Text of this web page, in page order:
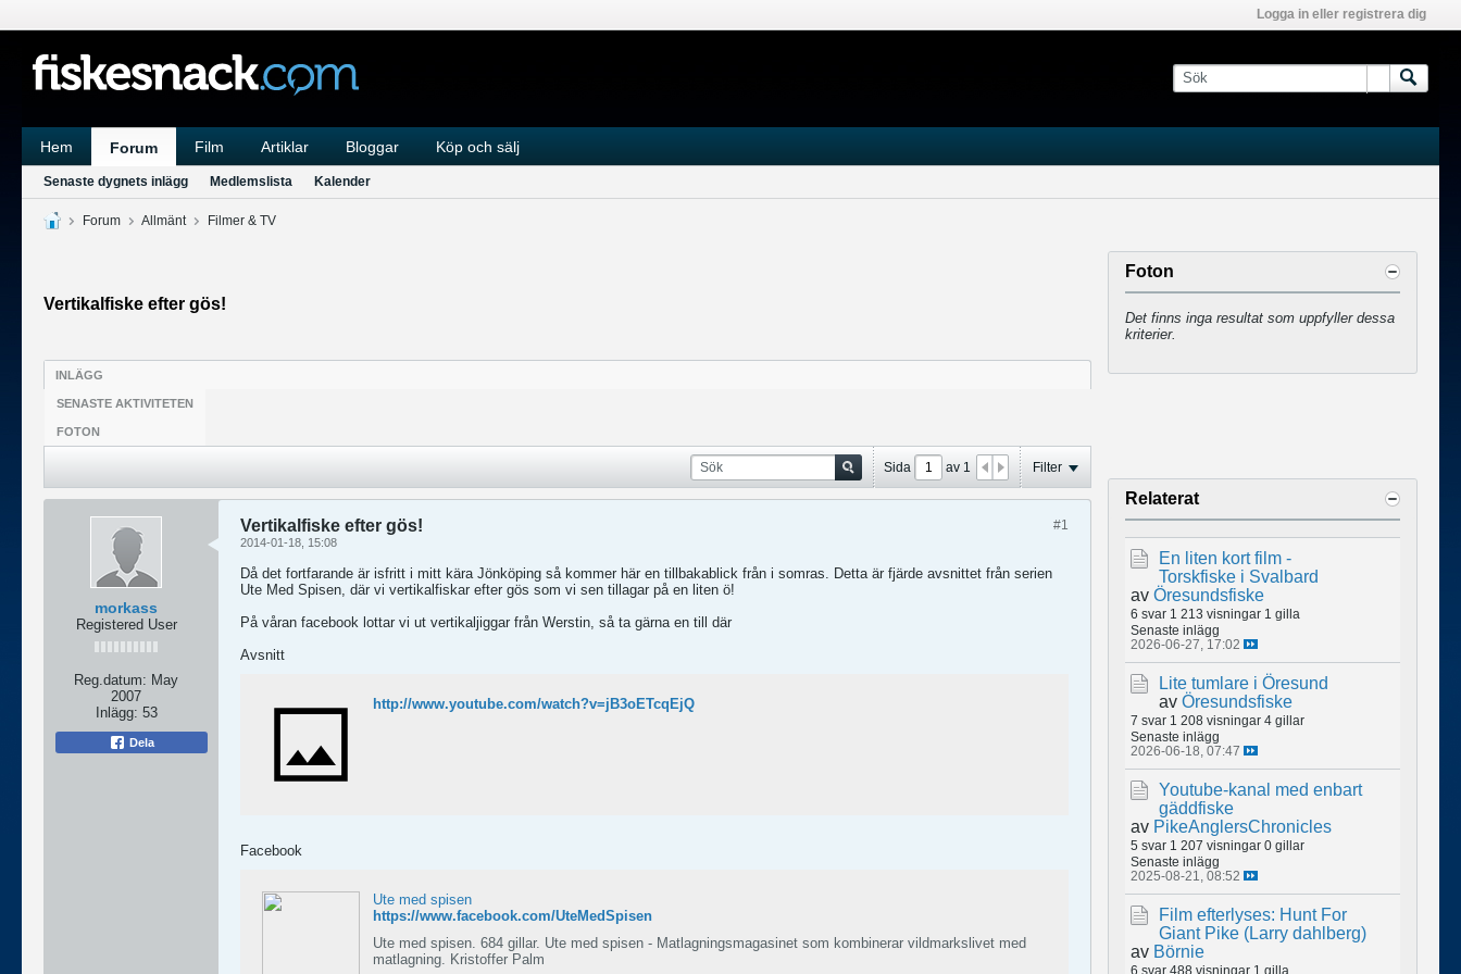
Logga in eller registrera dig
Hem Forum Film Artiklar Bloggar Köp och sälj
Senaste dygnets inlägg Medlemslista Kalender
Forum Allmänt Filmer & TV
Vertikalfiske efter gös!
INLÄGG
SENASTE AKTIVITETEN
FOTON
Sida av 1 Filter
morkass
Registered User
Reg.datum: May
2007
Inlägg: 53
Dela
#1
Vertikalfiske efter gös!
2014-01-18, 15:08
Då det fortfarande är isfritt i mitt kära Jönköping så kommer här en tillbakablick från i somras. Detta är fjärde avsnittet från serien
Ute Med Spisen, där vi vertikalfiskar efter gös som vi sen tillagar på en liten ö!
På våran facebook lottar vi ut vertikaljiggar från Werstin, så ta gärna en till där
Avsnitt
http://www.youtube.com/watch?v=jB3oETcqEjQ
Facebook
Ute med spisen
https://www.facebook.com/UteMedSpisen
Ute med spisen. 684 gillar. Ute med spisen - Matlagningsmagasinet som kombinerar vildmarkslivet med
matlagning. Kristoffer Palm
Foton
Det finns inga resultat som uppfyller dessa
kriterier.
Relaterat
En liten kort film -
Torskfiske i Svalbard
av Öresundsfiske
6 svar 1 213 visningar 1 gilla
Senaste inlägg
2026-06-27, 17:02
Lite tumlare i Öresund
av Öresundsfiske
7 svar 1 208 visningar 4 gillar
Senaste inlägg
2026-06-18, 07:47
Youtube-kanal med enbart
gäddfiske
av PikeAnglersChronicles
5 svar 1 207 visningar 0 gillar
Senaste inlägg
2025-08-21, 08:52
Film efterlyses: Hunt For
Giant Pike (Larry dahlberg)
av Börnie
6 svar 488 visningar 1 gilla